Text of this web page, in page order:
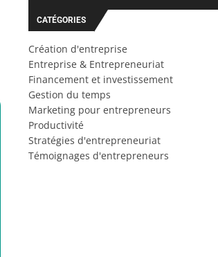
CATÉGORIES
Création d'entreprise
Entreprise & Entrepreneuriat
Financement et investissement
Gestion du temps
Marketing pour entrepreneurs
Productivité
Stratégies d'entrepreneuriat
Témoignages d'entrepreneurs